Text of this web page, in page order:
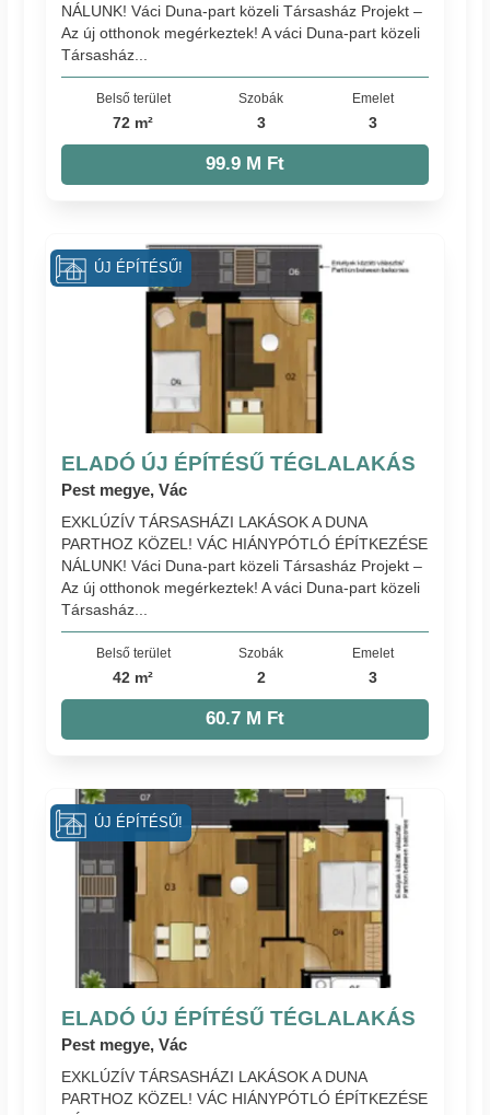
NÁLUNK! Váci Duna-part közeli Társasház Projekt –
Az új otthonok megérkeztek! A váci Duna-part közeli
Társasház...
Belső terület
72 m²
Szobák
3
Emelet
3
99.9 M Ft
ELADÓ ÚJ ÉPÍTÉSŰ TÉGLALAKÁS
Pest megye, Vác
EXKLÚZÍV TÁRSASHÁZI LAKÁSOK A DUNA
PARTHOZ KÖZEL! VÁC HIÁNYPÓTLÓ ÉPÍTKEZÉSE
NÁLUNK! Váci Duna-part közeli Társasház Projekt –
Az új otthonok megérkeztek! A váci Duna-part közeli
Társasház...
Belső terület
42 m²
Szobák
2
Emelet
3
60.7 M Ft
ÚJ ÉPÍTÉSŰ!
ELADÓ ÚJ ÉPÍTÉSŰ TÉGLALAKÁS
Pest megye, Vác
EXKLÚZÍV TÁRSASHÁZI LAKÁSOK A DUNA
PARTHOZ KÖZEL! VÁC HIÁNYPÓTLÓ ÉPÍTKEZÉSE
ÚJ ÉPÍTÉSŰ!